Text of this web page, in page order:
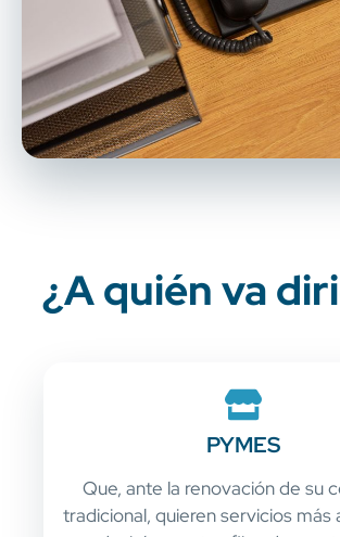
¿A quién va
PYMES
Que, ante la renovación de su
tradicional, quieren servicios más